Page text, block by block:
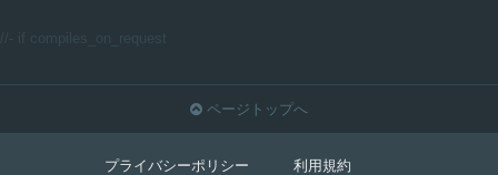
 ページトップへ
プライバシーポリシー 利用規約